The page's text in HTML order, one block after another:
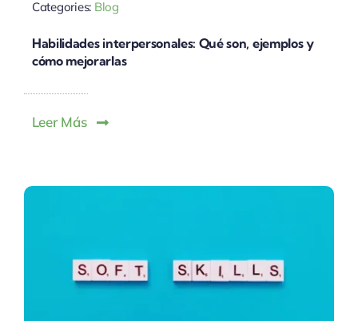
Categories: Blog
Habilidades interpersonales: Qué son, ejemplos y
cómo mejorarlas
Leer Más